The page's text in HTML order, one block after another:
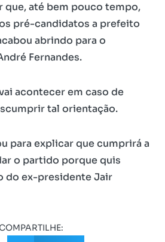
que, até bem pouco tempo,
pré-candidatos a prefeito
abrindo para o
Fernandes.
acontecer em caso de
tal orientação.
para explicar que cumprirá a
o partido porque quis
do ex-presidente Jair